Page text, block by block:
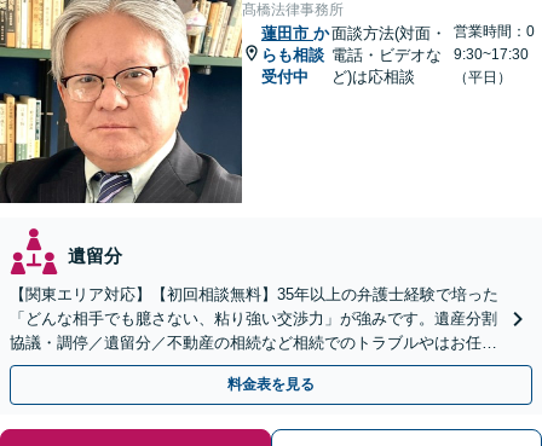
髙橋法律事務所
蓮田市 か
らも相談
受付中
面談方法(対面・
電話・ビデオな
ど)は応相談
営業時間：0
9:30~17:30
（平日）
遺留分
【関東エリア対応】【初回相談無料】35年以上の弁護士経験で培った
「どんな相手でも臆さない、粘り強い交渉力」が強みです。遺産分割
協議・調停／遺留分／不動産の相続など相続でのトラブルやはお任せ
ください。遺言書や生前贈与など生前対策にも注力
料金表を見る